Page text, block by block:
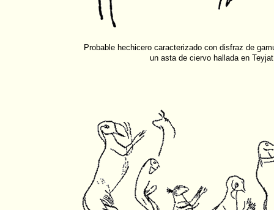
Probable hechicero caracterizado con disfraz de
un asta de ciervo hallada en